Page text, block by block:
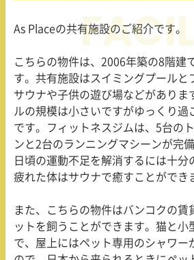
As Placeの共有施設のご紹介です。
こちらの物件は、 2006年築の8 階建
す。共有施設はスイミングプールと
サウナや子供の遊び場などがありま
ルの規模は小さいですがゆっくり過
です。フィットネスジムは、 5台の
ンと2台のランニングマシーンが完
日頃の運動不足を解消するには十分
疲れた体はサウナで癒すことができ
また、こちらの物件はバンコクの賃
ットを飼うことができます。猫と小
で、屋上にはペット専用のシャワー